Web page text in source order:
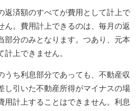
返済額のすべてが費用として計上で
ん。費用計上できるのは、毎月の返
部分のみとなります。つあり、元本
上できません。
うち利息部分であっても、不動産収
し引いた不動産所得がマイナスの場
用計上することはできません。利息